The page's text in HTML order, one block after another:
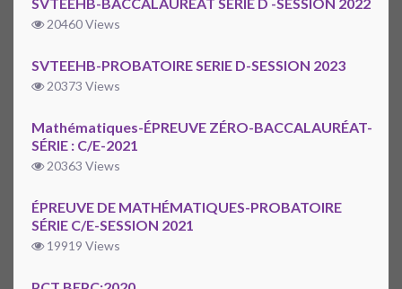
SVTEEHB-BACCALAUREAT SÉRIE D -SESSION 2022
20460 Views
SVTEEHB-PROBATOIRE SERIE D-SESSION 2023
20373 Views
Mathématiques-ÉPREUVE ZÉRO-BACCALAURÉAT-
SÉRIE : C/E-2021
20363 Views
ÉPREUVE DE MATHÉMATIQUES-PROBATOIRE
SÉRIE C/E-SESSION 2021
19919 Views